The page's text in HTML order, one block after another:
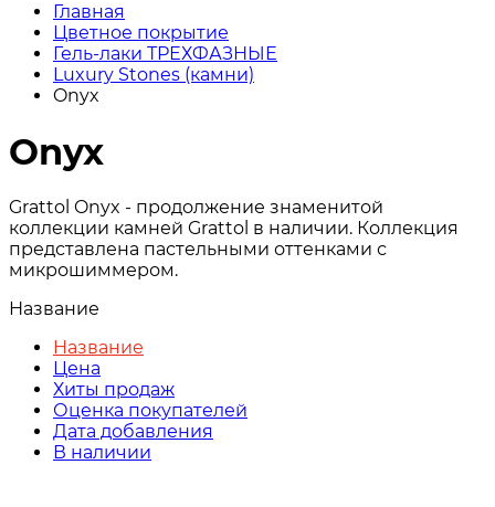
Главная
Цветное покрытие
Гель-лаки ТРЕХФАЗНЫЕ
Luxury Stones (камни)
Onyx
Onyx
Grattol Onyx - продолжение знаменитой
коллекции камней Grattol в наличии. Коллекция
представлена пастельными оттенками с
микрошиммером.
Название
Название
Цена
Хиты продаж
Оценка покупателей
Дата добавления
В наличии